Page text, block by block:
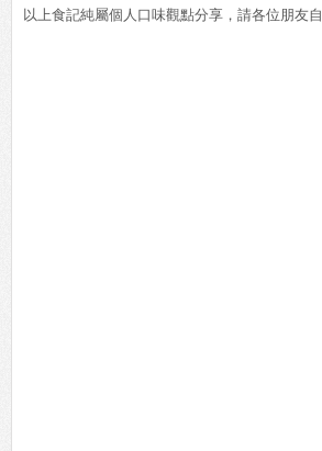
以上食記純屬個人口味觀點分享，請各位朋友